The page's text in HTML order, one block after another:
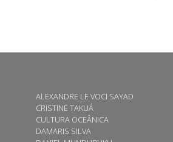
ALEXANDRE LE VOCI SAYAD
CRISTINE TAKUÁ
CULTURA OCEÂNICA
DAMARIS SILVA